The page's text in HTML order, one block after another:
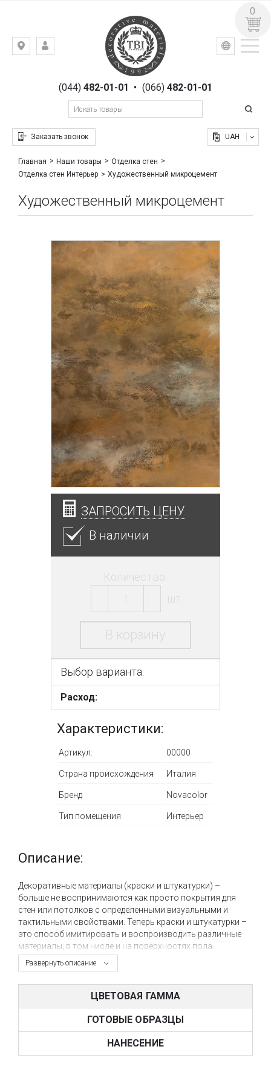
Киев,
Гоголевская,(044)482-01-01 • (066) 482-01-01
Заказать звонок
УКР РУС
UAH
0
Главная Наши товары
Отделка стен
Отделка стен Интерьер
Художественный микроцемент
Художественный микроцемент
ЗАПРОСИТЬ ЦЕНУ
В наличии
Количество:
шт.
В корзину
Выбор варианта:
Расход:
Характеристики:
Артикул: 00000
Страна происхождения Италия
Бренд Novacolor
Тип помещения Интерьер
Развернуть описание
Описание:
Декоративные материалы (краски и штукатурки) –
больше не воспринимаются как просто покрытия для
стен или потолков с определенными визуальными и
тактильными свойствами. Теперь краски и штукатурки –
это способ имитировать и воспроизводить различные
материалы, в том числе и на поверхностях пола.
Благодаря продвинутым технологиям «микроцемент»
разнообразные финишные декоративные отделки стен
можно смело трансформировать и на пол, обеспечивая
должный уровень износоустойчивости и абсолютную
влагостойкость.
Ярким представителем технологии «микроцемент»
является система Wall2Floor от компании NOVACOLOR,
ЦВЕТОВАЯ ГАММА
ГОТОВЫЕ ОБРАЗЦЫ
НАНЕСЕНИЕ